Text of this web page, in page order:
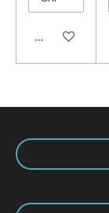
In winkelwagen